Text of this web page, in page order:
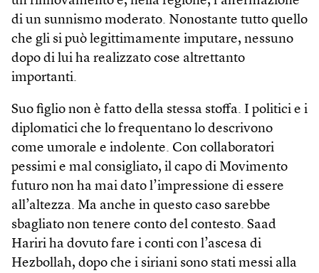
di un sunnismo moderato. Nonostante tutto quello
che gli si può legittimamente imputare, nessuno
dopo di lui ha realizzato cose altrettanto
importanti.
Suo figlio non è fatto della stessa stoffa. I politici e i
diplomatici che lo frequentano lo descrivono
come umorale e indolente. Con collaboratori
pessimi e mal consigliato, il capo di Movimento
futuro non ha mai dato l’impressione di essere
all’altezza. Ma anche in questo caso sarebbe
sbagliato non tenere conto del contesto. Saad
Hariri ha dovuto fare i conti con l’ascesa di
Hezbollah, dopo che i siriani sono stati messi alla